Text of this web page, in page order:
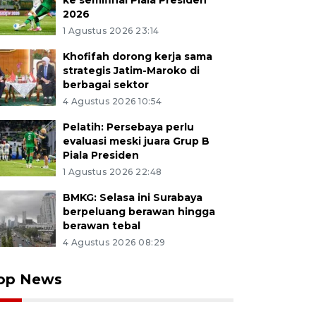
2026
1 Agustus 2026 23:14
Khofifah dorong kerja sama
strategis Jatim-Maroko di
berbagai sektor
4 Agustus 2026 10:54
Pelatih: Persebaya perlu
evaluasi meski juara Grup B
Piala Presiden
1 Agustus 2026 22:48
BMKG: Selasa ini Surabaya
berpeluang berawan hingga
berawan tebal
4 Agustus 2026 08:29
News